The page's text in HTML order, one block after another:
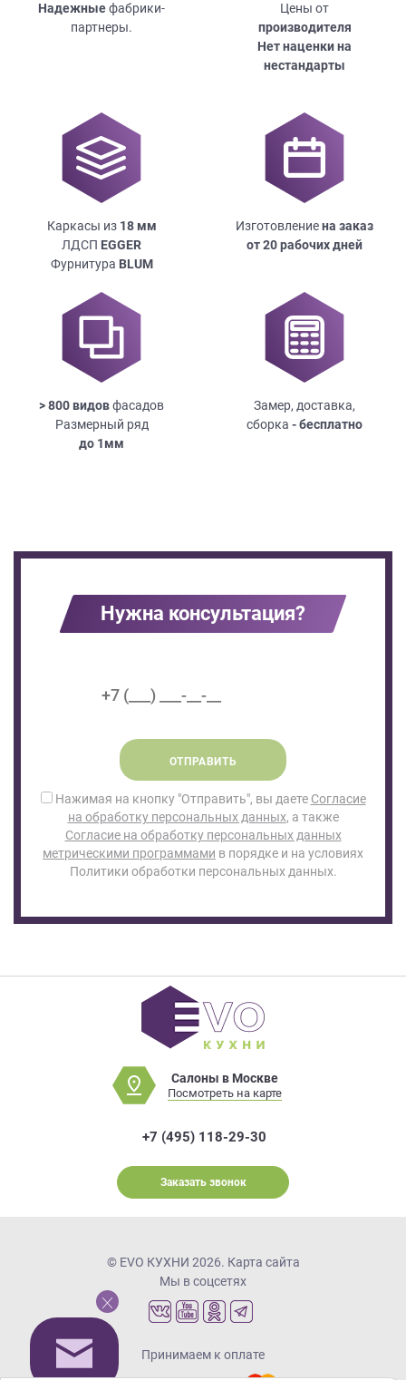
Надежныефабрики-
партнеры.
Цены от
производителя
Нет наценки на
нестандарты
Каркасы из 18мм
ЛДСП EGGER
Фурнитура BLUM
Изготовлениена заказ
от 20 рабочих дней
> 800 видовфасадов
Размерный ряд
до 1мм
Замер, доставка,
сборка - бесплатно
Нужна консультация?
ОТПРАВИТЬ
Нажимая на кнопку "Отправить", вы даете Согласие
на обработку персональных данных, а также
Согласие на обработку персональных данных
метрическими программами в порядке и на условиях
Политики обработки персональных данных.
Салоны в Москве
Посмотреть на карте
+7 (495) 118-29-30
Заказать звонок
© EVO КУХНИ 2026. Карта сайта
Мы в соцсетях
Принимаем к оплате